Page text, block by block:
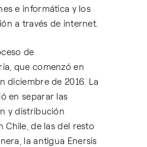
e informática y los
a través de internet.
de
que comenzó en
diciembre de 2016. La
en separar las
y distribución
Chile, de las del resto
la antigua Enersis